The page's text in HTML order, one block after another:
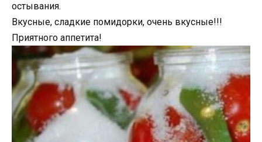
остывания.
Вкусные, сладкие помидорки, очень вкусные!!!
Приятного аппетита!